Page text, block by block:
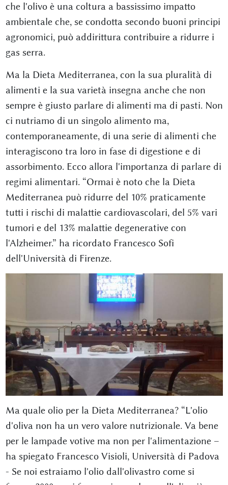
che l'olivo è una coltura a bassissimo impatto
ambientale che, se condotta secondo buoni principi
agronomici, può addirittura contribuire a ridurre i
gas serra.
Ma la Dieta Mediterranea, con la sua pluralità di
alimenti e la sua varietà insegna anche che non
sempre è giusto parlare di alimenti ma di pasti. Non
ci nutriamo di un singolo alimento ma,
contemporaneamente, di una serie di alimenti che
interagiscono tra loro in fase di digestione e di
assorbimento. Ecco allora l'importanza di parlare di
regimi alimentari. “Ormai è noto che la Dieta
Mediterranea può ridurre del 10% praticamente
tutti i rischi di malattie cardiovascolari, del 5% vari
tumori e del 13% malattie degenerative con
l'Alzheimer.” ha ricordato Francesco Sofi
dell'Università di Firenze.
Ma quale olio per la Dieta Mediterranea? “L'olio
d'oliva non ha un vero valore nutrizionale. Va bene
per le lampade votive ma non per l'alimentazione –
ha spiegato Francesco Visioli, Università di Padova
- Se noi estraiamo l'olio dall'olivastro come si